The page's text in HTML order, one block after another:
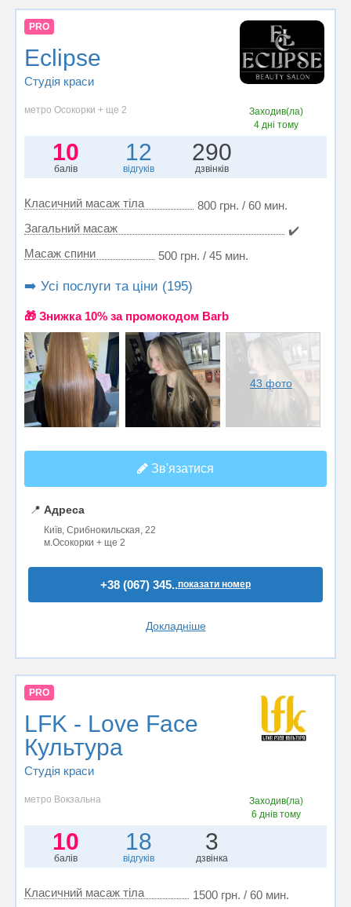
PRO
Eclipse
Студія краси
метро Осокорки + ще 2
Заходив(ла)
4 дні тому
10
балів
12
відгуків
290
дзвінків
Класичний масаж тіла
800 грн. / 60 мин.
Загальний масаж
✔️
Масаж спини
500 грн. / 45 мин.
➡️ Усі послуги та ціни (195)
🎁 Знижка 10% за промокодом Barb
43 фото
Зв'язатися
📍 Адреса
Київ, Срибнокильская, 22
м.Осокорки + ще 2
+38 (067) 345..показати номер
Докладніше
PRO
LFK - Love Face
Культура
Студія краси
метро Вокзальна
Заходив(ла)
6 днів тому
10
балів
18
відгуків
3
дзвінка
Класичний масаж тіла
1500 грн. / 60 мин.